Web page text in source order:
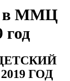
в ММЦ
год
ГОД